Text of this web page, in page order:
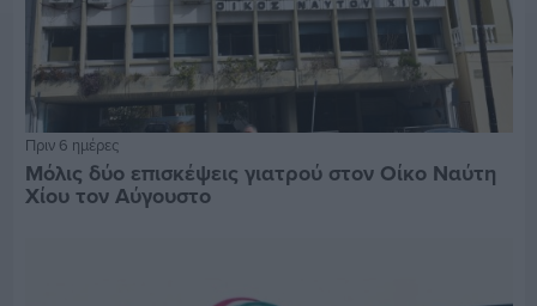
Πριν 6 ημέρες
Μόλις δύο επισκέψεις γιατρού στον Οίκο Ναύτη
Χίου τον Αύγουστο